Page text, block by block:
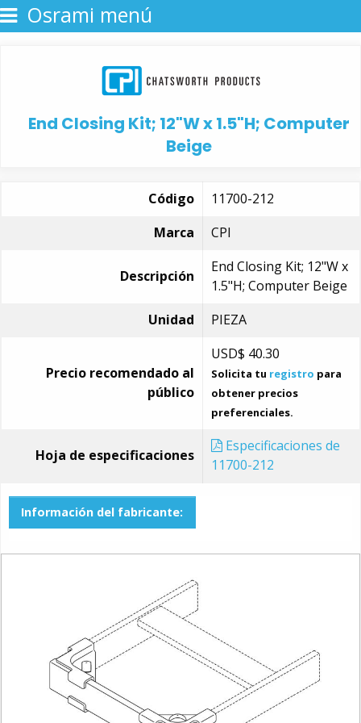
Osrami menú
End Closing Kit; 12"W x 1.5"H; Computer
Beige
Código
11700-212
Marca
CPI
Descripción
End Closing Kit; 12"W x
1.5"H; Computer Beige
Unidad
PIEZA
Precio recomendado al
público
USD$ 40.30
Solicita tu registro para
obtener precios
preferenciales.
Hoja de especificaciones
Especificaciones de
11700-212
Información del fabricante: